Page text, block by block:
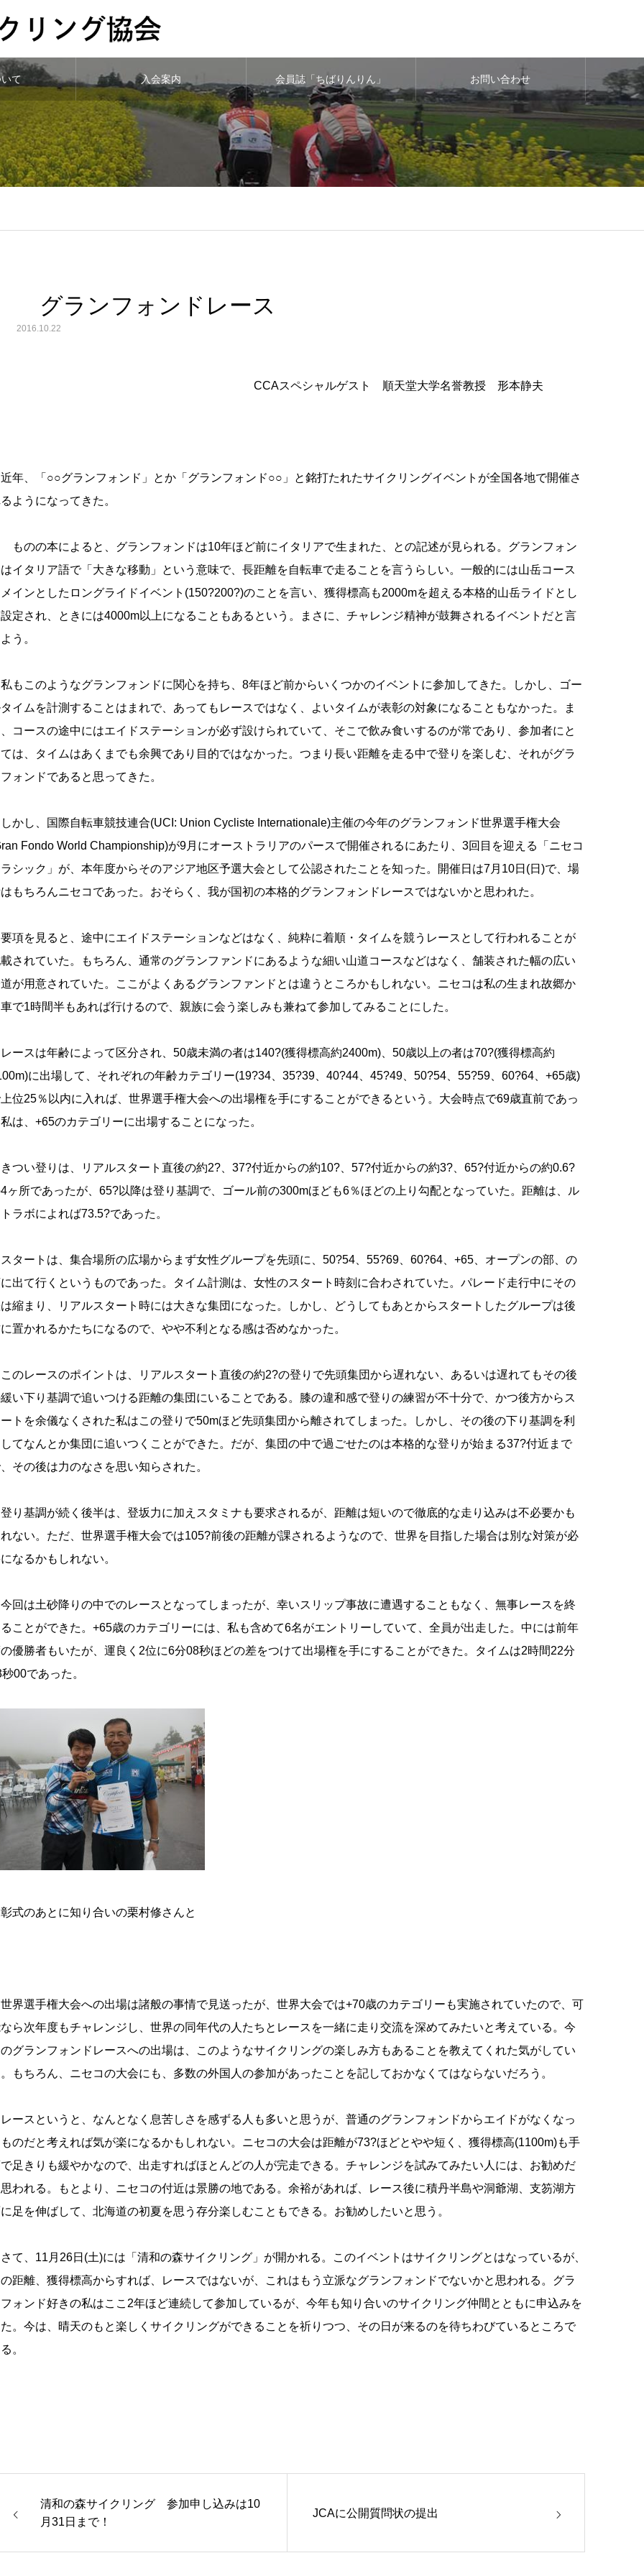
て 入会案内 会員誌「ちばりんりん」 お問い合わせ
グランフォンドレース
2016.10.22
スペシャルゲスト 順天堂大学名誉教授 形本静夫
、「○○グランフォンド」とか「グランフォンド○○」と銘打たれたサイクリングイベントが全国各地で開催さ
ようになってきた。
の本によると、グランフォンドは10年ほど前にイタリアで生まれた、との記述が見られる。グランフォン
イタリア語で「大きな移動」という意味で、長距離を自転車で走ることを言うらしい。一般的には山岳コース
インとしたロングライドイベント(150?200?)のことを言い、獲得標高も2000mを超える本格的山岳ライドとし
定され、ときには4000m以上になることもあるという。まさに、チャレンジ精神が鼓舞されるイベントだと言
う。
このようなグランフォンドに関心を持ち、8年ほど前からいくつかのイベントに参加してきた。しかし、ゴー
イムを計測することはまれで、あってもレースではなく、よいタイムが表彰の対象になることもなかった。ま
コースの途中にはエイドステーションが必ず設けられていて、そこで飲み食いするのが常であり、参加者にと
は、タイムはあくまでも余興であり目的ではなかった。つまり長い距離を走る中で登りを楽しむ、それがグラ
ォンドであると思ってきた。
し、国際自転車競技連合(UCI: Union Cycliste Internationale)主催の今年のグランフォンド世界選手権大会
Fondo World Championship)が9月にオーストラリアのパースで開催されるにあたり、3回目を迎える「ニセコ
シック」が、本年度からそのアジア地区予選大会として公認されたことを知った。開催日は7月10日(日)で、場
もちろんニセコであった。おそらく、我が国初の本格的グランフォンドレースではないかと思われた。
を見ると、途中にエイドステーションなどはなく、純粋に着順・タイムを競うレースとして行われることが
されていた。もちろん、通常のグランファンドにあるような細い山道コースなどはなく、舗装された幅の広い
が用意されていた。ここがよくあるグランファンドとは違うところかもしれない。ニセコは私の生まれ故郷か
で1時間半もあれば行けるので、親族に会う楽しみも兼ねて参加してみることにした。
スは年齢によって区分され、50歳未満の者は140?(獲得標高約2400m)、50歳以上の者は70?(獲得標高約
に出場して、それぞれの年齢カテゴリー(19?34、35?39、40?44、45?49、50?54、55?59、60?64、+65歳)
位25％以内に入れば、世界選手権大会への出場権を手にすることができるという。大会時点で69歳直前であっ
は、+65のカテゴリーに出場することになった。
い登りは、リアルスタート直後の約2?、37?付近からの約10?、57?付近からの約3?、65?付近からの約0.6?
ヶ所であったが、65?以降は登り基調で、ゴール前の300mほども6％ほどの上り勾配となっていた。距離は、ル
ラボによれば73.5?であった。
ートは、集合場所の広場からまず女性グループを先頭に、50?54、55?69、60?64、+65、オープンの部、の
出て行くというものであった。タイム計測は、女性のスタート時刻に合わされていた。パレード走行中にその
縮まり、リアルスタート時には大きな集団になった。しかし、どうしてもあとからスタートしたグループは後
置かれるかたちになるので、やや不利となる感は否めなかった。
レースのポイントは、リアルスタート直後の約2?の登りで先頭集団から遅れない、あるいは遅れてもその後
い下り基調で追いつける距離の集団にいることである。膝の違和感で登りの練習が不十分で、かつ後方からス
トを余儀なくされた私はこの登りで50mほど先頭集団から離されてしまった。しかし、その後の下り基調を利
てなんとか集団に追いつくことができた。だが、集団の中で過ごせたのは本格的な登りが始まる37?付近まで
その後は力のなさを思い知らされた。
基調が続く後半は、登坂力に加えスタミナも要求されるが、距離は短いので徹底的な走り込みは不必要かも
ない。ただ、世界選手権大会では105?前後の距離が課されるようなので、世界を目指した場合は別な対策が必
なるかもしれない。
は土砂降りの中でのレースとなってしまったが、幸いスリップ事故に遭遇することもなく、無事レースを終
ことができた。+65歳のカテゴリーには、私も含めて6名がエントリーしていて、全員が出走した。中には前年
優勝者もいたが、運良く2位に6分08秒ほどの差をつけて出場権を手にすることができた。タイムは2時間22分
00であった。
式のあとに知り合いの栗村修さんと
選手権大会への出場は諸般の事情で見送ったが、世界大会では+70歳のカテゴリーも実施されていたので、可
ら次年度もチャレンジし、世界の同年代の人たちとレースを一緒に走り交流を深めてみたいと考えている。今
グランフォンドレースへの出場は、このようなサイクリングの楽しみ方もあることを教えてくれた気がしてい
もちろん、ニセコの大会にも、多数の外国人の参加があったことを記しておかなくてはならないだろう。
スというと、なんとなく息苦しさを感ずる人も多いと思うが、普通のグランフォンドからエイドがなくなっ
のだと考えれば気が楽になるかもしれない。ニセコの大会は距離が73?ほどとやや短く、獲得標高(1100m)も手
足きりも緩やかなので、出走すればほとんどの人が完走できる。チャレンジを試みてみたい人には、お勧めだ
われる。もとより、ニセコの付近は景勝の地である。余裕があれば、レース後に積丹半島や洞爺湖、支笏湖方
足を伸ばして、北海道の初夏を思う存分楽しむこともできる。お勧めしたいと思う。
、11月26日(土)には「清和の森サイクリング」が開かれる。このイベントはサイクリングとはなっているが、
距離、獲得標高からすれば、レースではないが、これはもう立派なグランフォンドでないかと思われる。グラ
ォンド好きの私はここ2年ほど連続して参加しているが、今年も知り合いのサイクリング仲間とともに申込みを
。今は、晴天のもと楽しくサイクリングができることを祈りつつ、その日が来るのを待ちわびているところで
。
清和の森サイクリング 参加申し込みは10
月31日まで！
JCAに公開質問状の提出